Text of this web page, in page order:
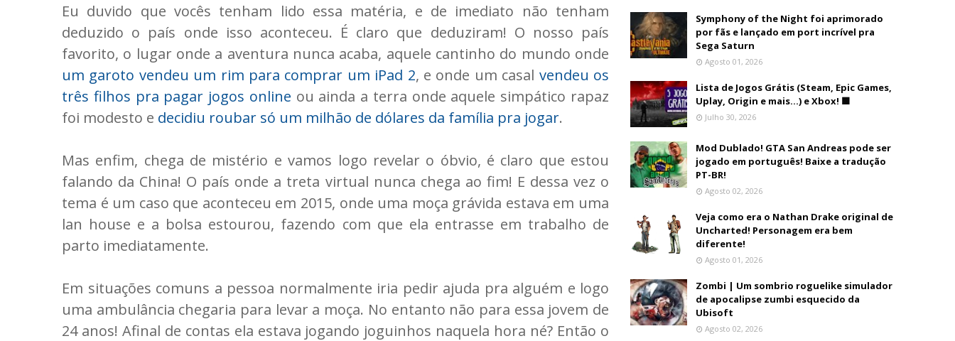
Eu duvido que vocês tenham lido essa matéria, e de imediato não tenham
deduzido o país onde isso aconteceu. É claro que deduziram! O nosso país
favorito, o lugar onde a aventura nunca acaba, aquele cantinho do mundo onde
um garoto vendeu um rim para comprar um iPad 2, e onde um casal vendeu os
três filhos pra pagar jogos online ou ainda a terra onde aquele simpático rapaz
foi modesto e decidiu roubar só um milhão de dólares da família pra jogar.
Mas enfim, chega de mistério e vamos logo revelar o óbvio, é claro que estou
falando da China! O país onde a treta virtual nunca chega ao fim! E dessa vez o
tema é um caso que aconteceu em 2015, onde uma moça grávida estava em uma
lan house e a bolsa estourou, fazendo com que ela entrasse em trabalho de
parto imediatamente.
Em situações comuns a pessoa normalmente iria pedir ajuda pra alguém e logo
uma ambulância chegaria para levar a moça. No entanto não para essa jovem de
24 anos! Afinal de contas ela estava jogando joguinhos naquela hora né? Então o
Symphony of the Night foi aprimorado
por fãs e lançado em port incrível pra
Sega Saturn
Agosto 01, 2026
Lista de Jogos Grátis (Steam, Epic Games,
Uplay, Origin e mais...) e Xbox! 🟩
Julho 30, 2026
Mod Dublado! GTA San Andreas pode ser
jogado em português! Baixe a tradução
PT-BR!
Agosto 02, 2026
Veja como era o Nathan Drake original de
Uncharted! Personagem era bem
diferente!
Agosto 01, 2026
Zombi | Um sombrio roguelike simulador
de apocalipse zumbi esquecido da
Ubisoft
Agosto 02, 2026